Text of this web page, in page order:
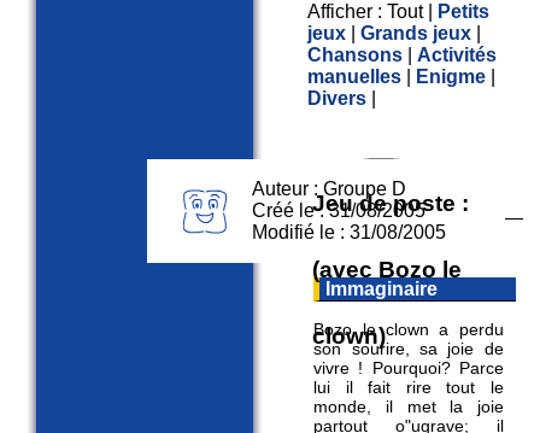
Afficher :Tout|
Petits
jeux |Grands jeux
Chansons |Activités
manuelles
Enigme
Divers
Jeu de poste :
(avec Bozo le
clown)
Auteur : Groupe D
Créé le : 31/08/2005
Modifié le : 31/08/2005
Immaginaire
Bozo le clown a perdu
son sourire, sa joie de
vivre ! Pourquoi? Parce
lui il fait rire tout le
monde, il met la joie
partout o"ugrave; il